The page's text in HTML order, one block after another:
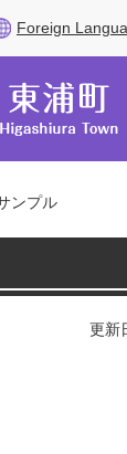
Foreign
ンプル
更新